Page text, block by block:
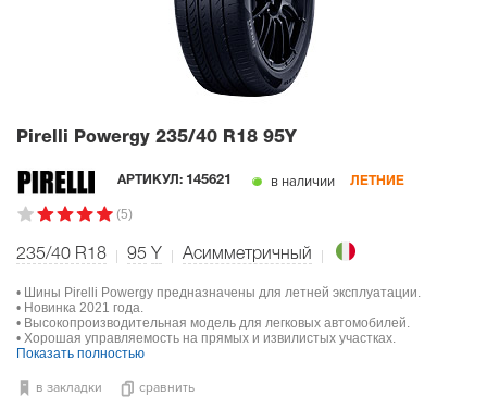
Pirelli Powergy 235/40 R18 95Y
АРТИКУЛ: 145621 в наличии ЛЕТНИЕ
(5)
235/40 R18 95 Y Асимметричный
• Шины Pirelli Powergy предназначены для летней эксплуатации.
• Новинка 2021 года.
• Высокопроизводительная модель для легковых автомобилей.
• Хорошая управляемость на прямых и извилистых участках.
Показать полностью
в закладки сравнить